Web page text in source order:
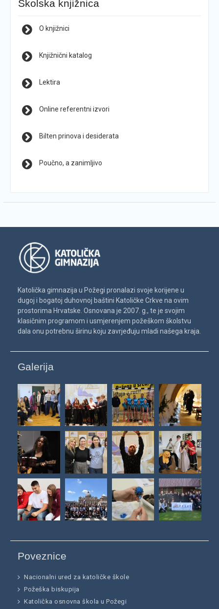
Školska knjižnica
O knjižnici
Knjižnični katalog
Lektira
Online referentni izvori
Bilten prinova i desiderata
Poučno, a zanimljivo
Katolička gimnazija u Požegi pronalazi svoje korijene u
dugoj i bogatoj duhovnoj baštini Katoličke Crkve na ovim
prostorima Hrvatske. Osnovana je 2007. g., te je svojim
klasičnim programom i usmjerenjem požeškom školstvu
dala onu potrebnu širinu koju zavrjeđuju mladi našega kraja.
Galerija
Poveznice
Nacionalni ured za katoličke škole
Požeška biskupija
Katolička osnovna škola u Požegi